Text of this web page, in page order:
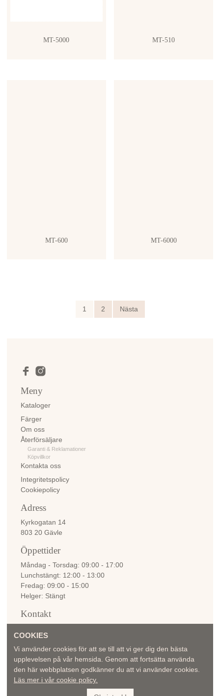
MT-5000 MT-510
MT-600 MT-6000
1 2 Nästa
Meny
Kataloger
Färger
Om oss
Återförsäljare
Garanti & Reklamationer
Köpvillkor
Kontakta oss
Integritetspolicy
Cookiepolicy
Adress
Kyrkogatan 14
803 20 Gävle
Öppettider
Måndag - Torsdag 09:00 - 17:00
Lunchstängt 12:00 - 13:00
Fredag 09:00 - 15:00
Helger Stängt
Kontakt
© 2026 - Belle Madame Center i Sverige AB
Alla rättigheter förbehållna
Samtliga bilder tillhörande Belle Madame & Manager Top kollektionerna Dening Hair
COOKIES
Vi använder cookies för att se till att vi ger dig den bästa
upplevelsen på vår hemsida. Genom att fortsätta använda
den här webbplatsen godkänner du att vi använder cookies.
Läs mer i vår cookie policy.